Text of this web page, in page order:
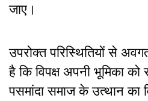
जाए।
उपरोक्त परिस्थितियों से
है कि विपक्ष अपनी भूमिका को
पसमांदा समाज के उत्थान का